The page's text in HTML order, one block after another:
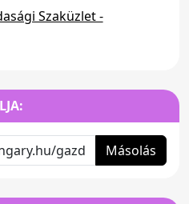
Szaküzlet -
Másolás